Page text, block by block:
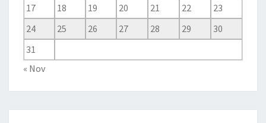
17
18 19 20 21 22
23
24
25 26 27 28 29
30
31
« Nov